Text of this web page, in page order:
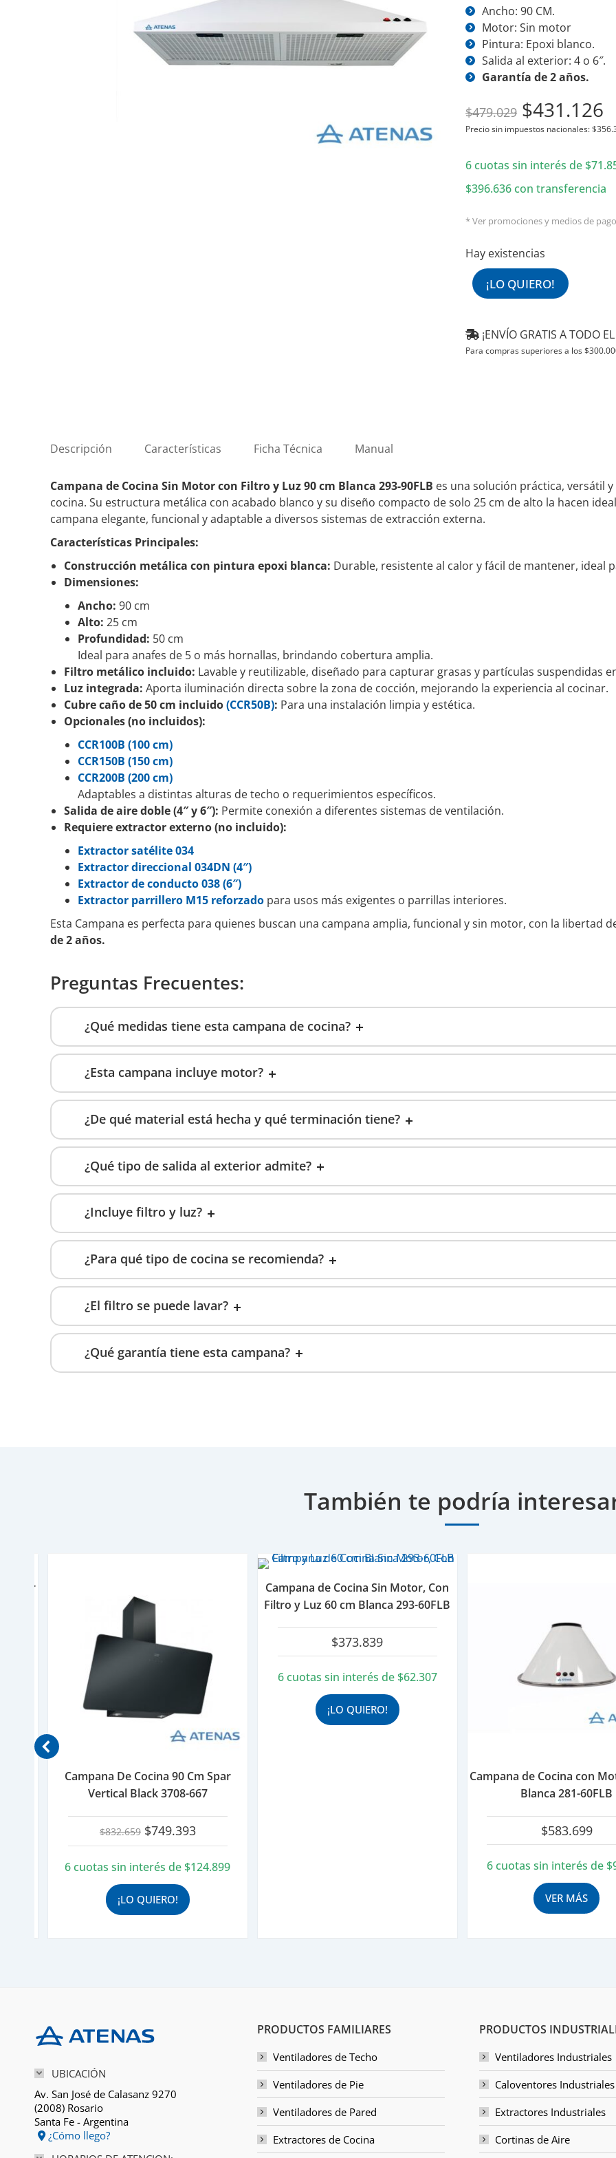
Ancho: 90 CM.
Motor: Sin motor
Pintura: Epoxi blanco.
Salida al exterior: 4 o 6″.
Garantía de 2 años.
$479.029 El
precio
era:
$479.029.
$431.126
Precio sin impuestos nacionales:$
6 cuotas sin interés de $
$396.636con transferencia
* Ver promociones y medios de
Hay existencias
¡LO QUIERO!
¡ENVÍO GRATIS A TODO
Para compras superiores a los$
Descripción Características Ficha Técnica Manual
Campana de Cocina Sin Motor con Filtro y Luz 90 cm Blanca 293-90FLB es una solución práctica, versátil
cocina. Su estructura metálica con acabado blanco y su diseño compacto de solo 25 cm de alto la hacen
campana elegante, funcional y adaptable a diversos sistemas de extracción externa.
Características Principales:
Construcción metálica con pintura epoxi blanca: Durable, resistente al calor y fácil de mantener, ideal
Dimensiones:
Ancho: 90 cm
Alto: 25 cm
Profundidad: 50 cm
Ideal para anafes de 5 o más hornallas, brindando cobertura amplia.
Filtro metálico incluido: Lavable y reutilizable, diseñado para capturar grasas y partículas suspendidas
Luz integrada: Aporta iluminación directa sobre la zona de cocción, mejorando la experiencia al cocinar.
Cubre caño de 50 cm incluido(CCR50B): Para una instalación limpia y estética.
Opcionales (no incluidos):
CCR100B (100 cm)
CCR150B (150 cm)
CCR200B (200 cm)
Adaptables a distintas alturas de techo o requerimientos específicos.
Salida de aire doble (4″ y 6″): Permite conexión a diferentes sistemas de ventilación.
Requiere extractor externo (no incluido):
Extractor satélite 034
Extractor direccional 034DN (4″)
Extractor de conducto 038 (6″)
Extractor parrillero M15 reforzado para usos más exigentes o parrillas interiores.
Esta Campana es perfecta para quienes buscan una campana amplia, funcional y sin motor, con la libertad
de 2 años.
Preguntas Frecuentes:
¿Qué medidas tiene esta campana de cocina?
¿Esta campana incluye motor?
¿De qué material está hecha y qué terminación tiene?
¿Qué tipo de salida al exterior admite?
¿Incluye filtro y luz?
¿Para qué tipo de cocina se recomienda?
¿El filtro se puede lavar?
¿Qué garantía tiene esta campana?
También te podría
Motor
Campana De Cocina 90 Cm Spar
Vertical Black 3708-667
$832.659 El
precio
era:
$832.659.
$749.393El
precio
es:
6 cuotas sin interés de $124.899
¡LO QUIERO!
Campana de Cocina Sin Motor, Con
Filtro y Luz 60 cm Blanca 293-60FLB
$373.839
6 cuotas sin interés de $62.307
¡LO QUIERO!
Campana de Cocina con
Blanca 281-60FLB
$583.699
6 cuotas sin interés de $
VER MÁS
UBICACIÓN
Av. San José de Calasanz 9270
(2008) Rosario
Santa Fe - Argentina
¿Cómo llego?
PRODUCTOS FAMILIARES
Ventiladores de Techo
Ventiladores de Pie
Ventiladores de Pared
Extractores de Cocina
PRODUCTOS
Ventiladores Industriales
Caloventores Industriales
Extractores Industriales
Cortinas de Aire